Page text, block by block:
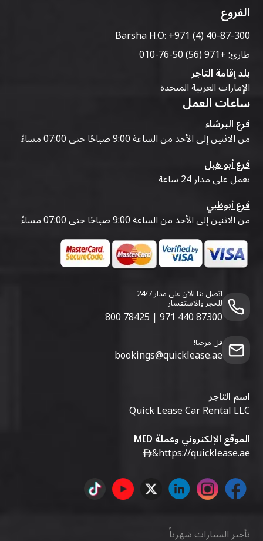
الفروع
Barsha H.O:+971 (4) 40-87-300
طارئ:+971 (56) 50-76-010
بلد إقامة التاجر
الإمارات العربية المتحدة
ساعات العمل
فرع البرشاء
من الاثنين إلى الأحد من الساعة 9:00 صباحًا حتى 07:00 مساءً
فرع أبو هيل
يعمل على مدار 24 ساعة
فرع أبوظبي
من الاثنين إلى الأحد من الساعة 9:00 صباحًا حتى 07:00 مساءً
اتصل بنا الآن على مدار 24/7
للحجز والاستفسار
800 78425 | 971 440 87300
قل مرحبا!
bookings@quicklease.ae
اسم التاجر
Quick Lease Car Rental LLC
الموقع الإلكتروني وعملة MID
https://quicklease.ae
&
تأجير السيارات شهرياً